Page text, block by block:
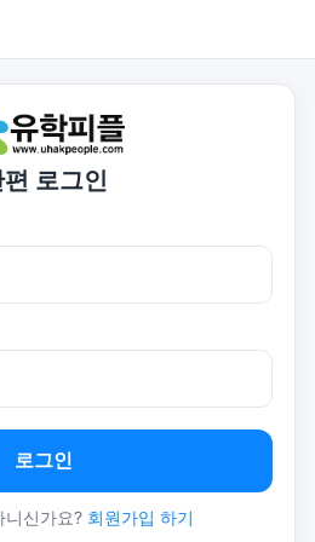
편 로그인
로그인
니신가요? 회원가입 하기